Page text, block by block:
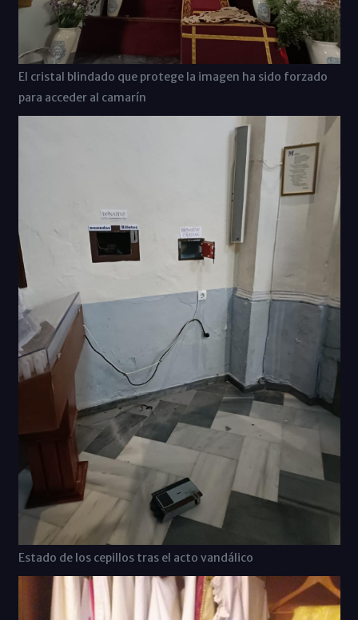
El cristal blindado que protege la imagen ha sido forzado
para acceder al camarín
Estado de los cepillos tras el acto vandálico